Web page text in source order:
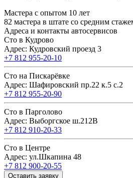
Мастера с опытом 10 лет
82 мастера в штате со средним
Адреса и контакты автосервисов
Сто в Кудрово
Адрес: Кудровский проезд 3
+7 812 955-20-10
Сто на Пискарёвке
Адрес: Шафировский пр.22 к.5 с.2
+7 812 955-20-90
Сто в Парголово
Адрес: Выборгское ш.212В
+7 812 910-20-33
Сто в Центре
Адрес: ул.Шкапина 48
+7 812 900-20-55
Оставить заявку